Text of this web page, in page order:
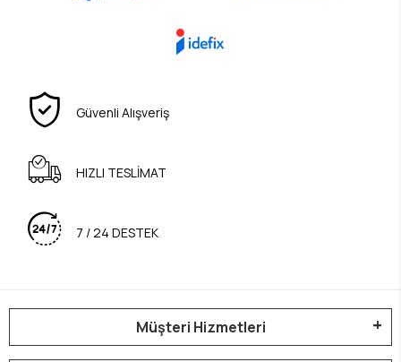
Güvenli Alışveriş
HIZLI TESLİMAT
7 / 24 DESTEK
Müşteri Hizmetleri